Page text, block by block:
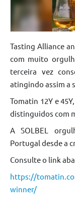
Tasting Alliance
com muito
terceira vez
atingindo assim a
Tomatin 12Y e
distinguidos com
A SOLBEL
Portugal desde a
Consulte o link
https://
winner/